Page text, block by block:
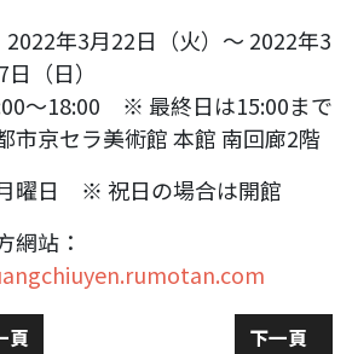
2022年3月22日（火）～ 2022年3
（日）
～18:00 ※ 最終日は15:00まで
市京セラ美術館 本館 南回廊2階
曜日 ※ 祝日の場合は開館
網站：
篇文章: 蔡雪貞大師經典之作
頁 下一篇文
下一頁